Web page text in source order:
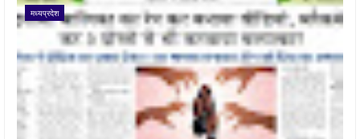
मध्यप्रदेश